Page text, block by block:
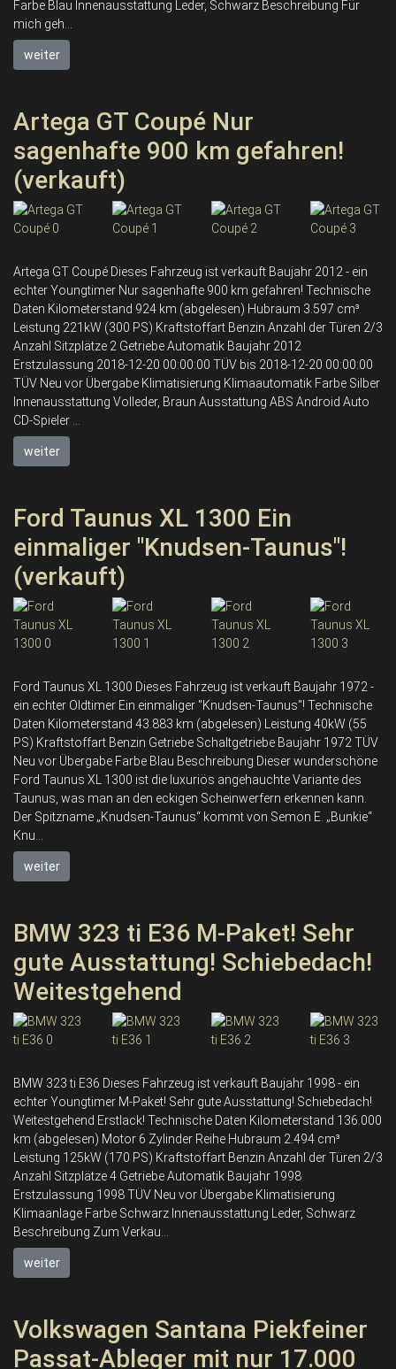
Farbe Blau Innenausstattung Leder, Schwarz Beschreibung Für
mich geh...
weiter
Artega GT Coupé Nur
sagenhafte 900 km gefahren!
(verkauft)
Artega GT Coupé Dieses Fahrzeug ist verkauft Baujahr 2012 - ein
echter Youngtimer Nur sagenhafte 900 km gefahren! Technische
Daten Kilometerstand 924 km (abgelesen) Hubraum 3.597 cm³
Leistung 221kW (300 PS) Kraftstoffart Benzin Anzahl der Türen 2/3
Anzahl Sitzplätze 2 Getriebe Automatik Baujahr 2012
Erstzulassung 2018-12-20 00:00:00 TÜV bis 2018-12-20 00:00:00
TÜV Neu vor Übergabe Klimatisierung Klimaautomatik Farbe Silber
Innenausstattung Volleder, Braun Ausstattung ABS Android Auto
CD-Spieler ...
weiter
Ford Taunus XL 1300 Ein
einmaliger "Knudsen-Taunus"!
(verkauft)
Ford Taunus XL 1300 Dieses Fahrzeug ist verkauft Baujahr 1972 -
ein echter Oldtimer Ein einmaliger "Knudsen-Taunus"! Technische
Daten Kilometerstand 43.883 km (abgelesen) Leistung 40kW (55
PS) Kraftstoffart Benzin Getriebe Schaltgetriebe Baujahr 1972 TÜV
Neu vor Übergabe Farbe Blau Beschreibung Dieser wunderschöne
Ford Taunus XL 1300 ist die luxuriös angehauchte Variante des
Taunus, was man an den eckigen Scheinwerfern erkennen kann.
Der Spitzname „Knudsen-Taunus“ kommt von Semon E. „Bunkie“
Knu...
weiter
BMW 323 ti E36 M-Paket! Sehr
gute Ausstattung! Schiebedach!
Weitestgehend
BMW 323 ti E36 Dieses Fahrzeug ist verkauft Baujahr 1998 - ein
echter Youngtimer M-Paket! Sehr gute Ausstattung! Schiebedach!
Weitestgehend Erstlack! Technische Daten Kilometerstand 136.000
km (abgelesen) Motor 6 Zylinder Reihe Hubraum 2.494 cm³
Leistung 125kW (170 PS) Kraftstoffart Benzin Anzahl der Türen 2/3
Anzahl Sitzplätze 4 Getriebe Automatik Baujahr 1998
Erstzulassung 1998 TÜV Neu vor Übergabe Klimatisierung
Klimaanlage Farbe Schwarz Innenausstattung Leder, Schwarz
Beschreibung Zum Verkau...
weiter
Volkswagen Santana Piekfeiner
Passat-Ableger mit nur 17.000